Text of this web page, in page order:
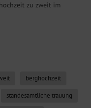
zu zweit im
berghochzeit
standesamtliche trauung